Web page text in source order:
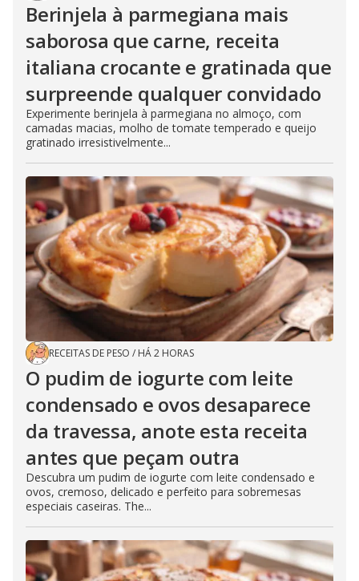
Berinjela à parmegiana mais
saborosa que carne, receita
italiana crocante e gratinada que
surpreende qualquer convidado
Experimente berinjela à parmegiana no almoço, com
camadas macias, molho de tomate temperado e queijo
gratinado irresistivelmente...
RECEITAS DE PESO / HÁ 2 HORAS
O pudim de iogurte com leite
condensado e ovos desaparece
da travessa, anote esta receita
antes que peçam outra
Descubra um pudim de iogurte com leite condensado e
ovos, cremoso, delicado e perfeito para sobremesas
especiais caseiras. The...